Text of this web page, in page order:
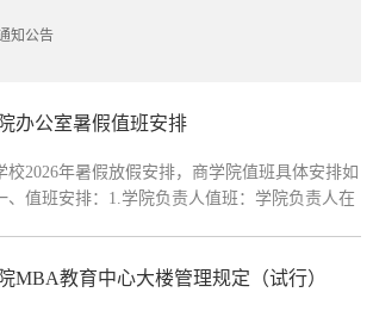
知公告
办公室暑假值班安排
校2026年暑假放假安排，商学院值班具体安排如
、值班安排：1.学院负责人值班：学院负责人在
政人员在所安排的值班期间内履行电话值班的职
MBA教育中心大楼管理规定（试行）